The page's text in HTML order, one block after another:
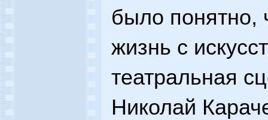
было понятно,
жизнь с
театральная
Николай